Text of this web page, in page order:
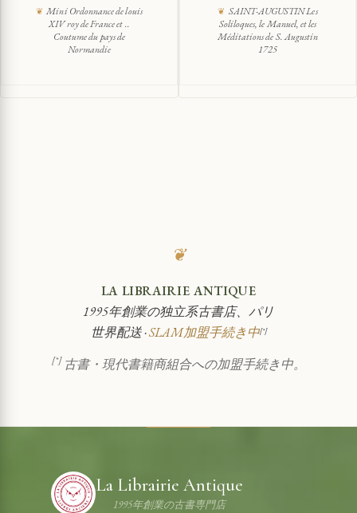
Mini Ordonnance de louis
XIV roy de France et ..
Coutume du pays de
Normandie
SAINT-AUGUSTIN Les
Soliloques, le Manuel, et les
Méditations de S. Augustin
1725
❦
LA LIBRAIRIE ANTIQUE
1995年創業の独立系古書店、パリ
世界配送 ·SLAM加盟手続き中[*]
[*]古書・現代書籍商組合への加盟手続き中。
La Librairie Antique
1995年創業の古書専門店